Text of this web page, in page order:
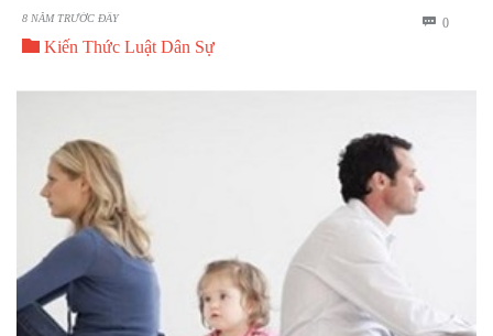
8 NĂM TRƯỚC ĐÂY  0BÌNH
 Kiến Thức Luật Dân Sự